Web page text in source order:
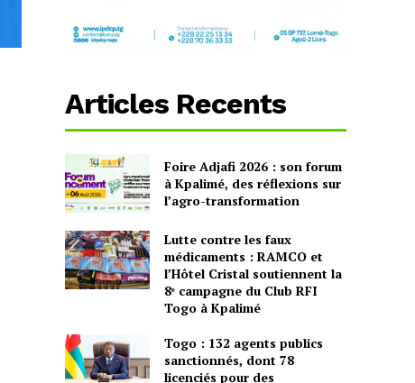
Articles Recents
Foire Adjafi 2026 : son forum
à Kpalimé, des réflexions sur
l’agro-transformation
Lutte contre les faux
médicaments : RAMCO et
l’Hôtel Cristal soutiennent la
8ᵉ campagne du Club RFI
Togo à Kpalimé
Togo : 132 agents publics
sanctionnés, dont 78
licenciés pour des